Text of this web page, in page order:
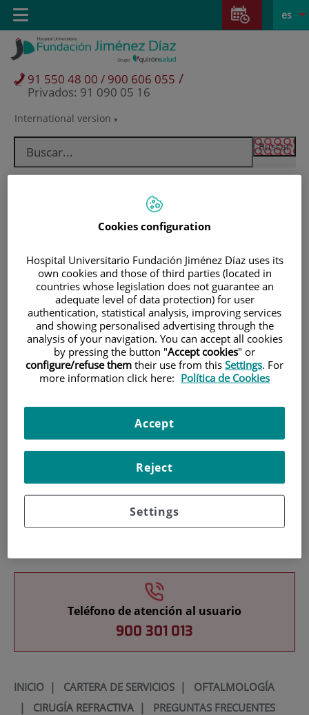
Saltar al contenido
Saltar
contenido
Selector
idioma
activo
es
International version
91 550 48 00 / 900 606 055 /
Privados: 91 090 05 16
Toggle
navigation
Pacientes y visitantes
Investigación
Teléfono de atención al usuario
900 301 013
INICIO| CARTERA DE SERVICIOS| OFTALMOLOGÍA
| CIRUGÍA REFRACTIVA| PREGUNTAS FRECUENTES
Cookies configuration
Hospital Universitario Fundación Jiménez Díaz uses its
own cookies and those of third parties (located in
countries whose legislation does not guarantee an
adequate level of data protection) for user
authentication, statistical analysis, improving services
and showing personalised advertising through the
analysis of your navigation. You can accept all cookies
by pressing the button "Accept cookies" or
configure/refuse them their use from this Settings. For
more information click here: Política de Cookies
Settings
Reject
Accept